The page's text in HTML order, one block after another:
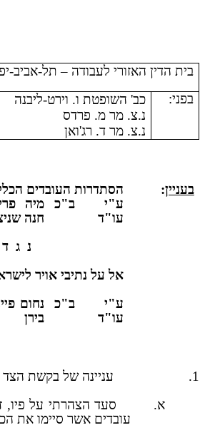
בית הדין האזורי לעבודה – תל-אביב-
כב' השופטת ו. וירט-ליבנה
נ.צ. מר מ. פרדס
נ.צ. מר ד. רג'ואן
בפני:
הסתדרות העובדים בעניין:
מיה
חנה
ע"י ב"כ
עו"ד
נ ג ד
אל על נתיבי אויר
נחום
בירן
ע"י ב"כ
עו"ד
1.
עניינה של בקשת הצד
א.
סעד הצהרתי על פיו,
עובדים אשר סיימו את